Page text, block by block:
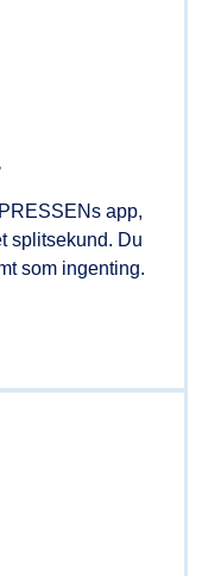
app,
splitsekund. Du
som ingenting.